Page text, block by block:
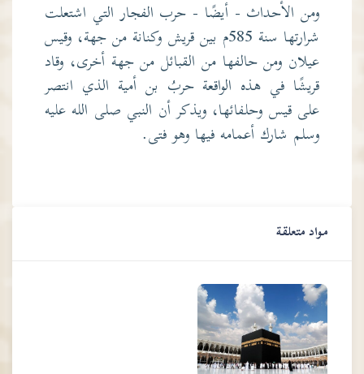
ومن الأحداث - أيضًا - حرب الفجار التي اشتعلت
شرارتها سنة 585م بين قريش وكنانة من جهة، وقيس
عيلان ومن حالفها من القبائل من جهة أخرى، وقاد
قريشًا في هذه الواقعة حربُ بن أمية الذي انتصر
على قيس وحلفائها، ويذكر أن النبي صلى الله عليه
وسلم شارك أعمامه فيها وهو فتى.
مواد متعلقة